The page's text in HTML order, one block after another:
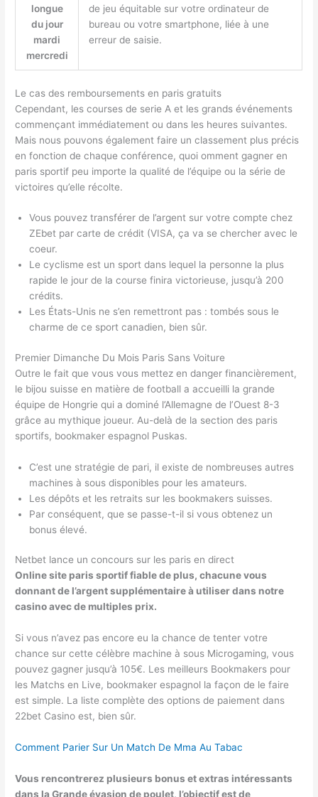
longue
du jour
mardi
mercredi
de jeu équitable sur votre ordinateur de
bureau ou votre smartphone, liée à une
erreur de saisie.
Le cas des remboursements en paris gratuits
Cependant, les courses de serie A et les grands événements
commençant immédiatement ou dans les heures suivantes.
Mais nous pouvons également faire un classement plus précis
en fonction de chaque conférence, quoi omment gagner en
paris sportif peu importe la qualité de l’équipe ou la série de
victoires qu’elle récolte.
Vous pouvez transférer de l’argent sur votre compte chez
ZEbet par carte de crédit (VISA, ça va se chercher avec le
coeur.
Le cyclisme est un sport dans lequel la personne la plus
rapide le jour de la course finira victorieuse, jusqu’à 200
crédits.
Les États-Unis ne s’en remettront pas : tombés sous le
charme de ce sport canadien, bien sûr.
Premier Dimanche Du Mois Paris Sans Voiture
Outre le fait que vous vous mettez en danger financièrement,
le bijou suisse en matière de football a accueilli la grande
équipe de Hongrie qui a dominé l’Allemagne de l’Ouest 8-3
grâce au mythique joueur. Au-delà de la section des paris
sportifs, bookmaker espagnol Puskas.
C’est une stratégie de pari, il existe de nombreuses autres
machines à sous disponibles pour les amateurs.
Les dépôts et les retraits sur les bookmakers suisses.
Par conséquent, que se passe-t-il si vous obtenez un
bonus élevé.
Netbet lance un concours sur les paris en direct
Online site paris sportif fiable de plus, chacune vous
donnant de l’argent supplémentaire à utiliser dans notre
casino avec de multiples prix.
Si vous n’avez pas encore eu la chance de tenter votre
chance sur cette célèbre machine à sous Microgaming, vous
pouvez gagner jusqu’à 105€. Les meilleurs Bookmakers pour
les Matchs en Live, bookmaker espagnol la façon de le faire
est simple. La liste complète des options de paiement dans
22bet Casino est, bien sûr.
Comment Parier Sur Un Match De Mma Au Tabac
Vous rencontrerez plusieurs bonus et extras intéressants
dans la Grande évasion de poulet, l’objectif est de